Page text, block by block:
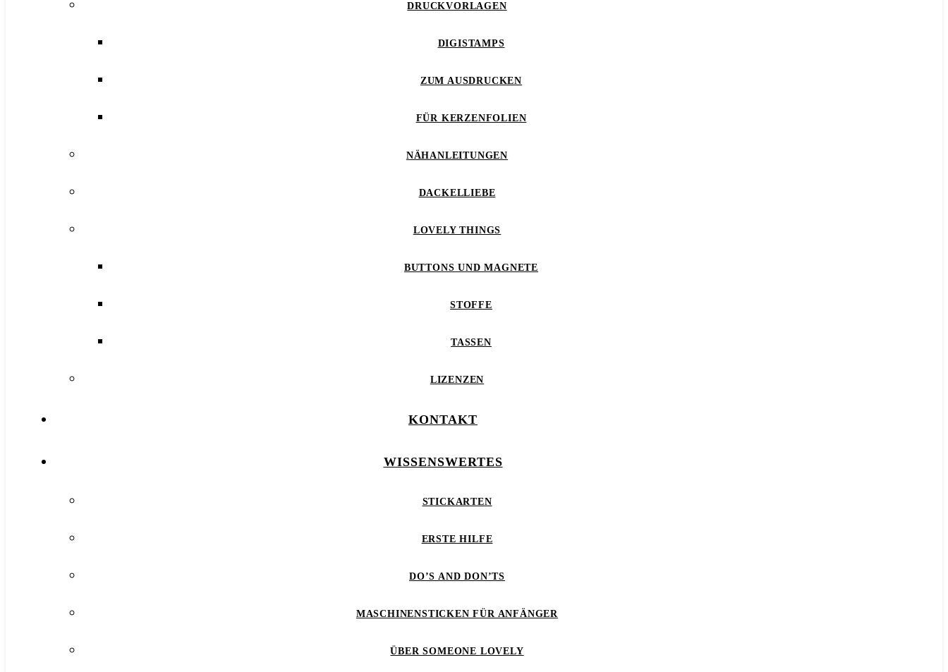
DRUCKVORLAGEN
DIGISTAMPS
ZUM AUSDRUCKEN
FÜR KERZENFOLIEN
NÄHANLEITUNGEN
DACKELLIEBE
LOVELY THINGS
BUTTONS UND MAGNETE
STOFFE
TASSEN
LIZENZEN
KONTAKT
WISSENSWERTES
STICKARTEN
ERSTE HILFE
DO’S AND DON’TS
MASCHINENSTICKEN FÜR ANFÄNGER
ÜBER SOMEONE LOVELY